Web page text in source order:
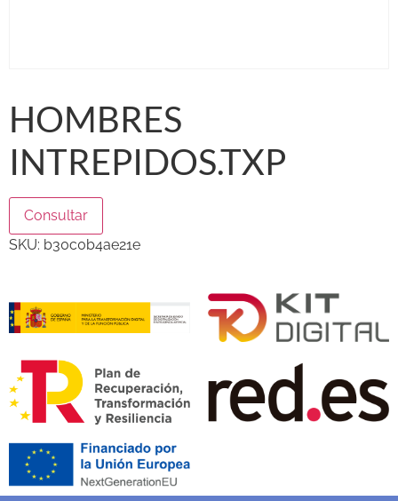
HOMBRES
INTREPIDOS.TXP
Consultar
SKU: b30c0b4ae21e